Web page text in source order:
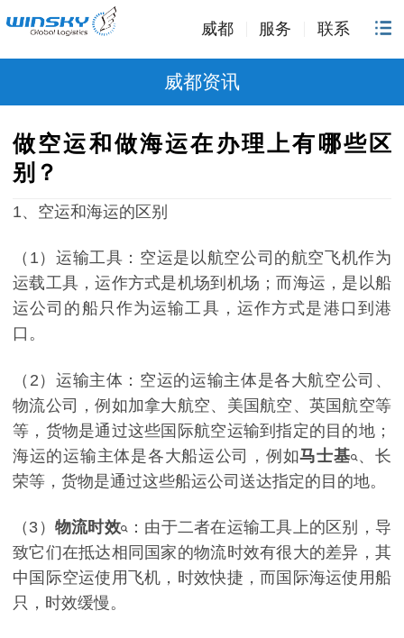
威都 服务 联系
威都资讯
做空运和做海运在办理上有哪些区
别？
1、空运和海运的区别
（1）运输工具：空运是以航空公司的航空飞机作为
运载工具，运作方式是机场到机场；而海运，是以船
运公司的船只作为运输工具，运作方式是港口到港
口。
（2）运输主体：空运的运输主体是各大航空公司、
物流公司，例如加拿大航空、美国航空、英国航空等
等，货物是通过这些国际航空运输到指定的目的地；
海运的运输主体是各大船运公司，例如马士基 、长
荣等，货物是通过这些船运公司送达指定的目的地。
（3） 物流时效 ：由于二者在运输工具上的区别，导
致它们在抵达相同国家的物流时效有很大的差异，其
中国际空运使用飞机，时效快捷，而国际海运使用船
只，时效缓慢。